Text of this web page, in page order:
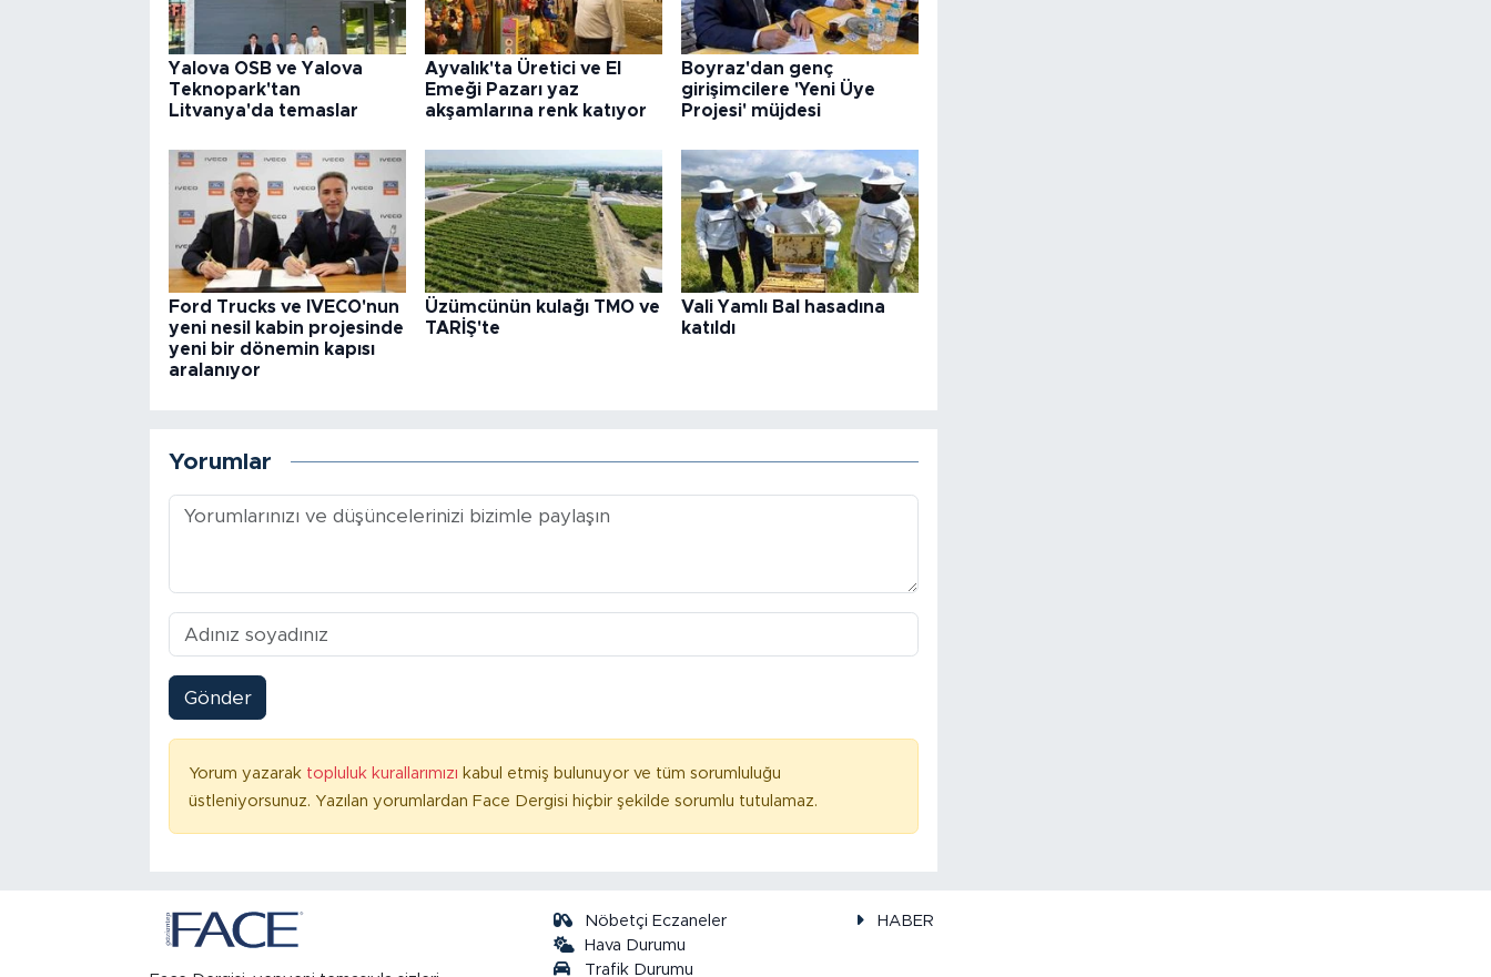
Yalova OSB ve Yalova
Teknopark'tan
Litvanya'da temaslar
Ayvalık'ta Üretici ve El
Emeği Pazarı yaz
akşamlarına renk katıyor
Boyraz'dan genç
girişimcilere 'Yeni Üye
Projesi' müjdesi
Ford Trucks ve IVECO'nun
yeni nesil kabin projesinde
yeni bir dönemin kapısı
aralanıyor
Üzümcünün kulağı TMO ve
TARİŞ'te
Vali Yamlı Bal hasadına
katıldı
Yorumlar
Gönder
Yorum yazarak topluluk kurallarımızı kabul etmiş bulunuyor ve tüm sorumluluğu
üstleniyorsunuz. Yazılan yorumlardan Face Dergisi hiçbir şekilde sorumlu tutulamaz.
Nöbetçi Eczaneler
Hava Durumu
Trafik Durumu
HABER